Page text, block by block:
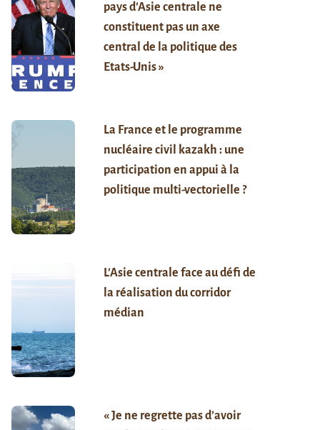
pays d’Asie centrale ne
constituent pas un axe
central de la politique des
Etats-Unis »
La France et le programme
nucléaire civil kazakh : une
participation en appui à la
politique multi-vectorielle ?
L’Asie centrale face au défi de
la réalisation du corridor
médian
« Je ne regrette pas d’avoir